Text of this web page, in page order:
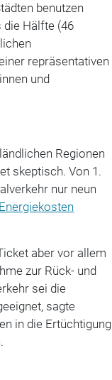
benutzen
die Hälfte (46
repräsentativen
und
Regionen
skeptisch. Von 1.
nur neun
Energiekosten
aber vor allem
zur Rück- und
sei die
sagte
in die Ertüchtigung